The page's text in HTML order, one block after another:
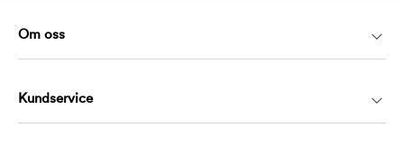
Om oss
Kundservice